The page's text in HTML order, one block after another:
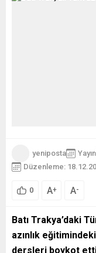
yeniposta
Düzenleme:
0 A+ A-
Batı Trakya’daki
azınlık
dersleri boykot